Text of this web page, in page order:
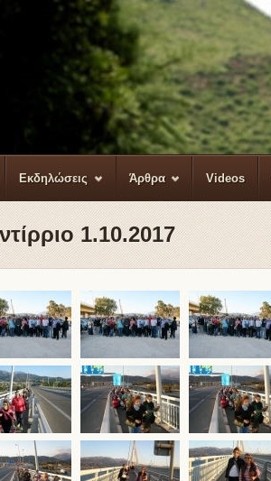
Εκδηλώσεις Άρθρα Videos
1.10.2017